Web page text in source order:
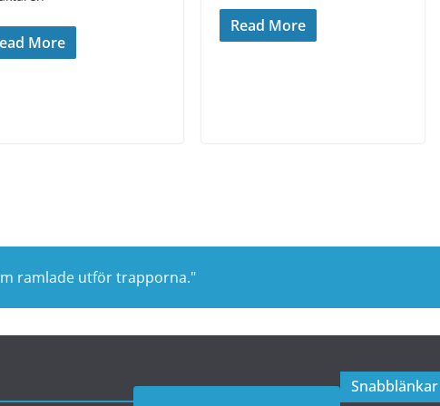
More
Read More
ramlade utför trapporna."
Snabblänkar